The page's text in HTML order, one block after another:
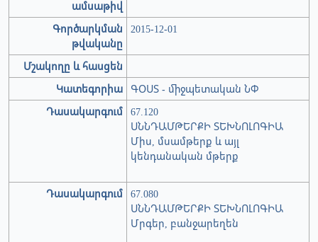
ամսաթիվ
Գործարկման
թվականը
2015-12-01
Մշակողը և հասցեն
Կատեգորիա
ԳՕՍՏ - միջպետական ՆՓ
Դասակարգում 67.120
ՍՆՆԴԱՄԹԵՐՔԻ ՏԵԽՆՈԼՈԳԻԱ
Միս, մսամթերք և այլ
կենդանական մթերք
Դասակարգում 67.080
ՍՆՆԴԱՄԹԵՐՔԻ ՏԵԽՆՈԼՈԳԻԱ
Մրգեր, բանջարեղեն